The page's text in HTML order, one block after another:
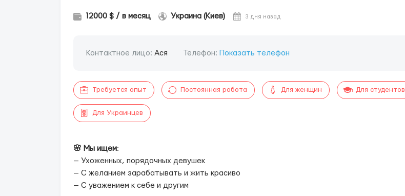
12000 $ / в месяц Украина (Киев) 3 дня назад
Контактное лицо: Ася Телефон: Показать телефон
Требуется опыт Постоянная работа Для женщин Для студентов
Для Украинцев
🌸 Мы ищем:
— Ухоженных, порядочных девушек
— С желанием зарабатывать и жить красиво
— С уважением к себе и другим